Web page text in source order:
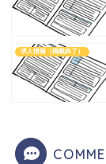
求人情報（掲載終了）